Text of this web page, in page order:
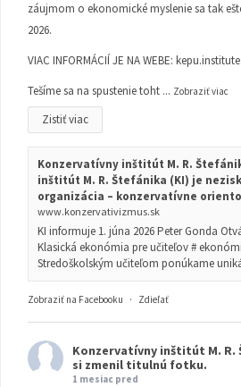
záujmom o ekonomické myslenie sa tak
2026.
VIAC INFORMÁCIÍ JE NA WEBE:
Tešíme sa na spustenie toht ... Zobraziť viac
Zistiť viac
Konzervatívny inštitút M. R.
inštitút M. R. Štefánika (KI) je
organizácia – konzervatívne
www.konzervativizmus.sk
KI informuje 1. júna 2026 Peter Gonda
Klasická ekonómia pre učiteľov #
Stredoškolským učiteľom ponúkame
Zobraziť na Facebooku · Zdieľať
Konzervatívny inštitút M. R.
si zmenil titulnú fotku.
1 mesiac pred